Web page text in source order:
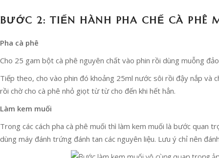
BƯỚC 2: TIẾN HÀNH PHA CHẾ CÀ PHÊ
Pha cà phê
Cho 25 gam bột cà phê nguyên chất vào phin rồi dùng muỗng
Tiếp theo, cho vào phin đó khoảng 25ml nước sôi rồi đậy nắp
rồi chờ cho cà phê nhỏ giọt từ từ cho đến khi hết hẳn.
Làm kem muối
Trong các cách pha cà phê muối thì làm kem muối là bước quan
dùng máy đánh trứng đánh tan các nguyên liệu. Lưu ý chỉ nên